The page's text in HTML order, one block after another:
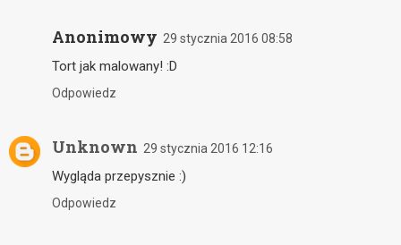
Anonimowy 29 stycznia 2016 08:58
Tort jak malowany! :D
Odpowiedz
Unknown 29 stycznia 2016 12:16
Wygląda przepysznie :)
Odpowiedz